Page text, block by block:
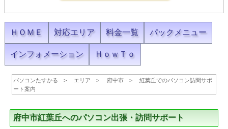
ＨＯＭＥ 対応エリア 料金一覧 パックメニュー
インフォメーション ＨｏｗＴｏ
パソコンたすかる エリア 府中市
紅葉丘でのパソコン訪問サポ
ート案内
府中市紅葉丘へのパソコン出張・訪問サポート